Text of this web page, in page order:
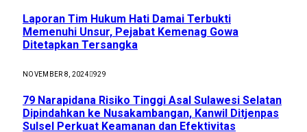
Laporan Tim Hukum Hati Damai Terbukti
Memenuhi Unsur, Pejabat Kemenag Gowa
Ditetapkan Tersangka
NOVEMBER 8, 2024 929
79 Narapidana Risiko Tinggi Asal Sulawesi Selatan
Dipindahkan ke Nusakambangan, Kanwil Ditjenpas
Sulsel Perkuat Keamanan dan Efektivitas